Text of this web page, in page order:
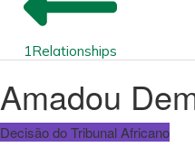
1Relationships
Amadou
Decisão do Tribunal Africano